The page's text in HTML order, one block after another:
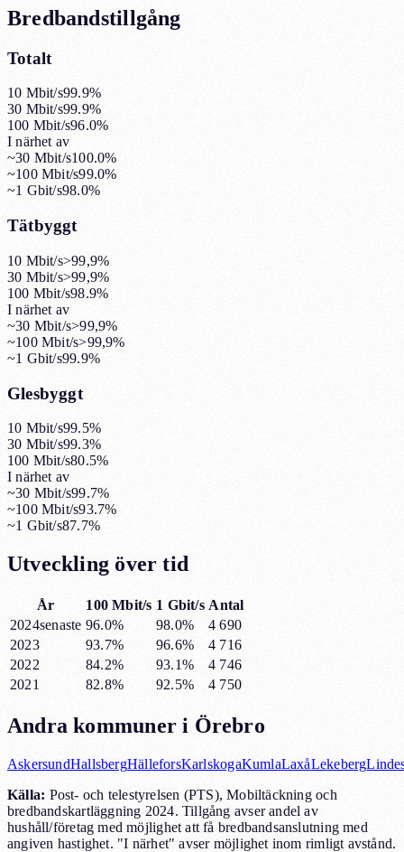
Bredbandstillgång
Totalt
10 Mbit/s99.9%
30 Mbit/s99.9%
100 Mbit/s96.0%
I närhet av
~30 Mbit/s100.0%
~100 Mbit/s99.0%
~1 Gbit/s98.0%
Tätbyggt
10 Mbit/s>99,9%
30 Mbit/s>99,9%
100 Mbit/s98.9%
I närhet av
~30 Mbit/s>99,9%
~100 Mbit/s>99,9%
~1 Gbit/s99.9%
Glesbyggt
10 Mbit/s99.5%
30 Mbit/s99.3%
100 Mbit/s80.5%
I närhet av
~30 Mbit/s99.7%
~100 Mbit/s93.7%
~1 Gbit/s87.7%
Utveckling över tid
År 100 Mbit/s 1 Gbit/s Antal
2024senaste 96.0% 98.0%
4 690
2023
93.7% 96.6%
4 716
2022
84.2% 93.1%
4 746
2021
82.8% 92.5% 4 750
Andra kommuner i Örebro
AskersundHallsbergHälleforsKarlskogaKumlaLaxåLekeberg
Källa: Post- och telestyrelsen (PTS), Mobiltäckning och
bredbandskartläggning 2024. Tillgång avser andel av
hushåll/företag med möjlighet att få bredbandsanslutning med
angiven hastighet. "I närhet" avser möjlighet inom rimligt avstånd.